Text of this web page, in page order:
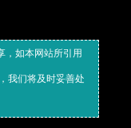
，如本网站所引用
我们将及时妥善处